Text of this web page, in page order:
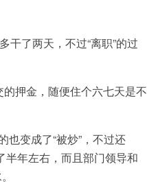
了两天，不过“离职”的过
押金，随便住个六七天是不
变成了“被炒”，不过还
半年左右，而且部门领导和